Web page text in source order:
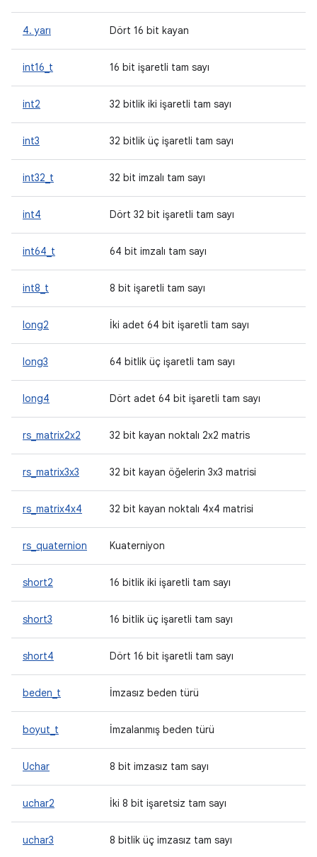
4. yarı Dört 16 bit kayan
int16_t 16 bit işaretli tam sayı
int2 32 bitlik iki işaretli tam sayı
int3 32 bitlik üç işaretli tam sayı
int32_t 32 bit imzalı tam sayı
int4 Dört 32 bit işaretli tam sayı
int64_t 64 bit imzalı tam sayı
int8_t 8 bit işaretli tam sayı
long2 İki adet 64 bit işaretli tam sayı
long3 64 bitlik üç işaretli tam sayı
long4 Dört adet 64 bit işaretli tam sayı
rs_matrix2x2 32 bit kayan noktalı 2x2 matris
rs_matrix3x3 32 bit kayan öğelerin 3x3 matrisi
rs_matrix4x4 32 bit kayan noktalı 4x4 matrisi
rs_quaternion Kuaterniyon
short2 16 bitlik iki işaretli tam sayı
short3 16 bitlik üç işaretli tam sayı
short4 Dört 16 bit işaretli tam sayı
beden_t İmzasız beden türü
boyut_t İmzalanmış beden türü
Uchar 8 bit imzasız tam sayı
uchar2 İki 8 bit işaretsiz tam sayı
uchar3 8 bitlik üç imzasız tam sayı